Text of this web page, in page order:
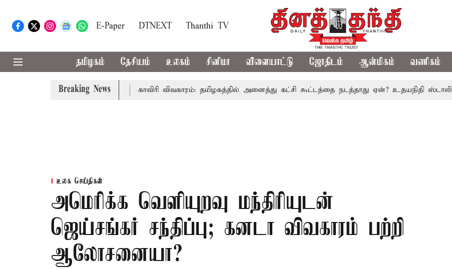
E-Paper DTNEXT Thanthi TV
தமிழகம் தேசியம் உலகம் சினிமா விளையாட்டு ஜோதிடம் ஆன்மிகம் வணிகம்
Breaking News
அமைச்சர் விஜய் உரை காவிரி விவகாரம்: தமிழகத்தில் அனைத்து கட்சி கூட்டத்தை நடத்தாது ஏன்? உதயநிதி ஸ்டாலின் கேள்வி
உலக செய்திகள்
அமெரிக்க வெளியுறவு மந்திரியுடன்
ஜெய்சங்கர் சந்திப்பு; கனடா விவகாரம் பற்றி
ஆலோசனையா?